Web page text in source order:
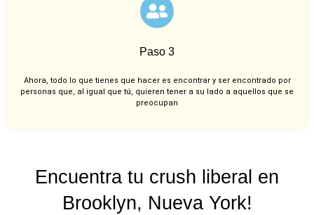
Paso 3
Ahora, todo lo que tienes que hacer es encontrar y ser encontrado por
personas que, al igual que tú, quieren tener a su lado a aquellos que se
preocupan
Encuentra tu crush liberal en
Brooklyn, Nueva York!